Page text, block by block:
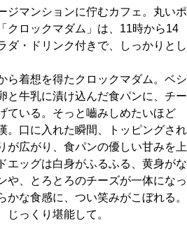
クラブ
なし
やげ
ジマンションに佇むカフェ。丸いポ
クロックマダム」は、11時から14
ダ・ドリンク付きで、しっかりとし
ら着想を得たクロックマダム。ベシ
と牛乳に漬け込んだ食パンに、チー
ている。そっと嚙みしめたいほど
。口に入れた瞬間、トッピングされ
が広がり、食パンの優しい甘みを上
エッグは白身がふるふる、黄身がな
や、とろとろのチーズが一体になっ
かな食感に、つい笑みがこぼれる。
じっくり堪能して。